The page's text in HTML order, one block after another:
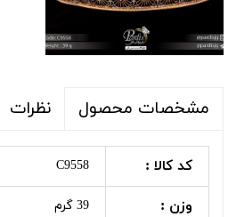
مشخصات محصول نظرات
کد کالا : C9558
وزن : 39 گرم